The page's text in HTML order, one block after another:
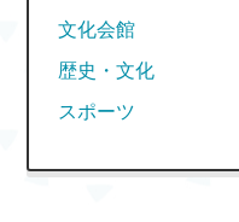
文化会館
歴史・文化
スポーツ